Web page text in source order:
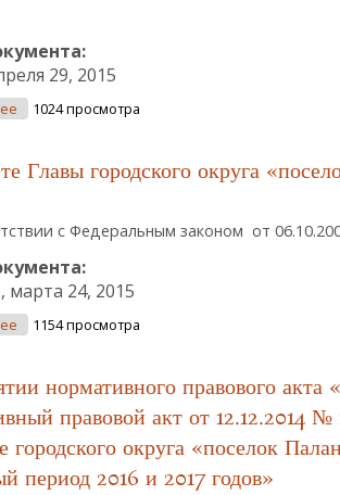
29, 2015
О Об Избрании Председателя Совета
1024 просмотра
Главы городского округа
с Федеральным законом от
марта 24, 2015
О Об Отчете Главы Городского Округа
1154 просмотра
нормативного правового
правовой акт от
городского округа «поселок
период 2016 и 2017 годов»